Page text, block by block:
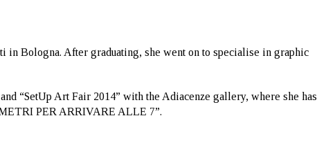
in Bologna. After graduating, she went on to specialise in graphic
“SetUp Art Fair 2014” with the Adiacenze gallery, where she has
PER ARRIVARE ALLE 7”.